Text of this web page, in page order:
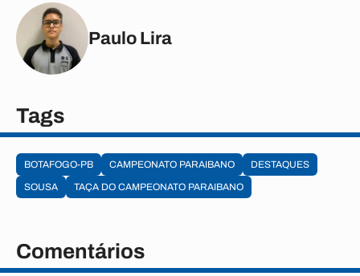
Paulo Lira
Tags
BOTAFOGO-PB CAMPEONATO PARAIBANO
DESTAQUES
SOUSA
TAÇA DO CAMPEONATO PARAIBANO
Comentários